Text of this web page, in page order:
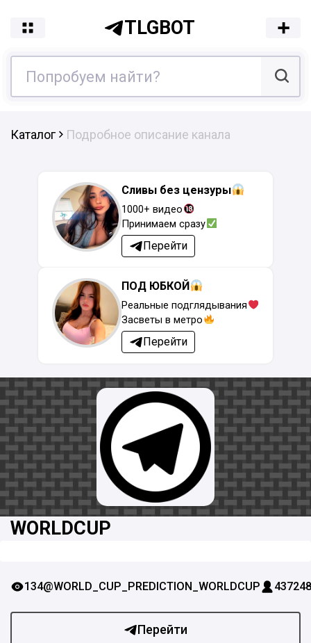
TLGBOT
Каталог Подробное описание канала
Сливы без цензуры
1000+ видео
Принимаем сразу
Перейти
ПОД ЮБКОЙ
Реальные подглядывания
Засветы в метро
Перейти
WORLDCUP
Перейти
134@WORLD_CUP_PREDICTION_WORLDCUP 437248